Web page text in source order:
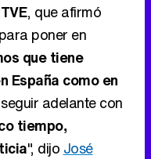
, que afirmó
poner en
que tiene
España como en
adelante con
tiempo,
", dijo José